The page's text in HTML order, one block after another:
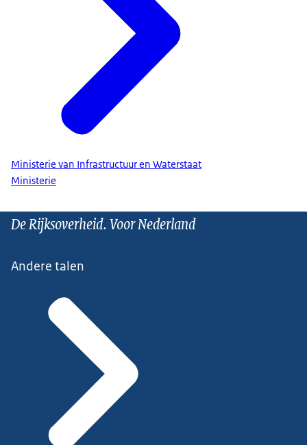
Ministerie van Infrastructuur en Waterstaat
Ministerie
De Rijksoverheid. Voor Nederland
Andere talen